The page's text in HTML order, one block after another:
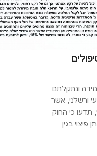
ונתקלתם
ורשלני, אשר
תדעו כי החוק
בגין